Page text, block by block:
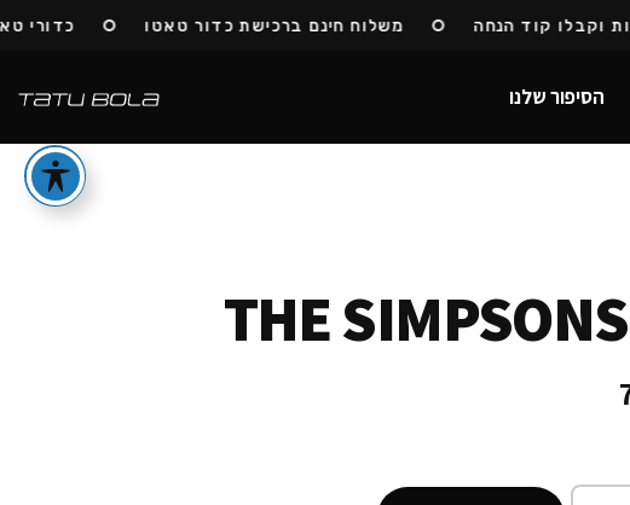
משלוח חינם ברכישת כדור טאטו כדורי קוד הנחה
הסיפור שלנו
THE